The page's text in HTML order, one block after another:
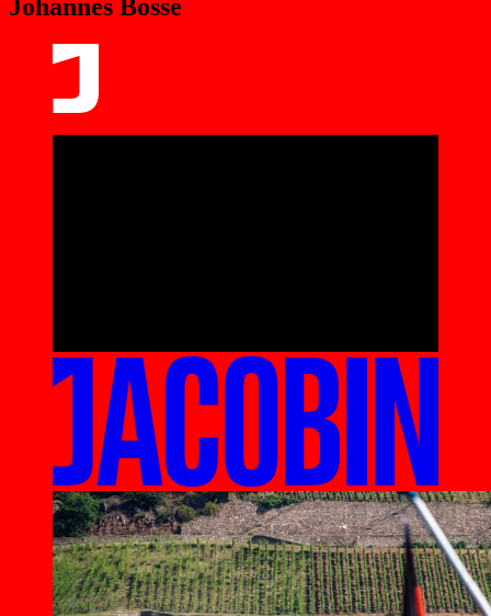
Johannes Bosse